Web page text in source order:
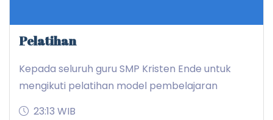
Pelatihan
Kepada seluruh guru SMP Kristen Ende untuk
mengikuti pelatihan model pembelajaran
23:13 WIB